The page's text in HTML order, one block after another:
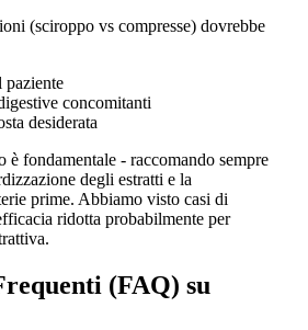
(sciroppo vs compresse) dovrebbe
paziente
concomitanti
desiderata
è fondamentale - raccomando sempre
degli estratti e la
prime. Abbiamo visto casi di
ridotta probabilmente per
(FAQ) su